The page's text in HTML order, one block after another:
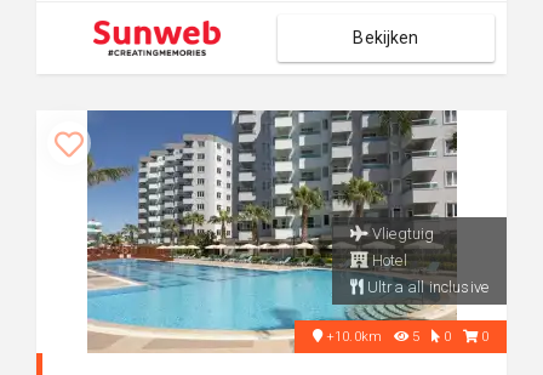
Bekijken
Vliegtuig
Hotel
Ultra all inclusive
+10.0km 5 0 0